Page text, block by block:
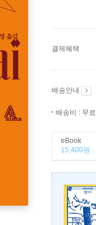
결제혜택
배송안내
배송비 : 무료
eBook
15,400원